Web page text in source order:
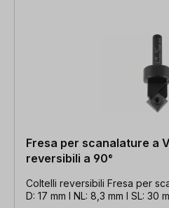
Fresa per scanalature a
reversibili a 90°
Coltelli reversibili Fresa per
D: 17 mm l NL: 8,3 mm l SL: 30